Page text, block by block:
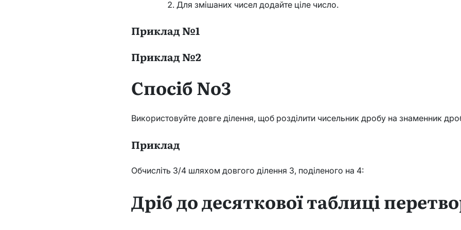
Для змішаних чисел додайте ціле число.
Приклад №1
Приклад №2
Спосіб No3
Використовуйте довге ділення, щоб розділити чисельник дробу на знаменник
Приклад
Обчисліть 3/4 шляхом довгого ділення 3, поділеного на 4:
Дріб до десяткової таблиці